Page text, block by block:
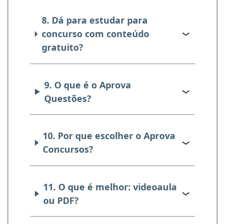
8. Dá para estudar para
concurso com conteúdo
gratuito?
9. O que é o Aprova
Questões?
10. Por que escolher o Aprova
Concursos?
11. O que é melhor: videoaula
ou PDF?